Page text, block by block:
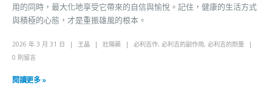
用的同時，最大化地享受它帶來的自信與愉悅。記住，健康的生活方式
與積極的心態，才是重振雄風的根本。
2026 年 3 月 31 日 王晶 壯陽藥 必利吉作, 必利吉的副作用, 必利吉的劑量
0 則留言
閱讀更多 »